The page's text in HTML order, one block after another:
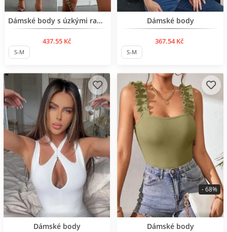
Нов продукт
Dámské body s úzkými ramínky
437.55 Kč
S-M
BESTSELLER
Dámské body
367.54 Kč
S-M
BESTSELLER
Dámské body BESTSELLER
Dámské body
- 68%